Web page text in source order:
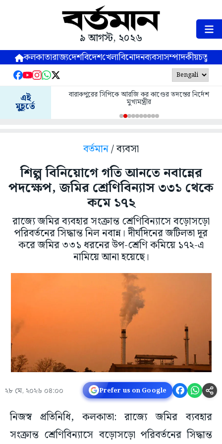
৯ আগস্ট, ২০২৬
কলকাতারাজ্যদেশবিদেশখেলাবিনোদনব্যবসাসম্পাদকীয়
এই
মুহূর্তে
বারাকপুরের সিপিকে আরজি কর কাণ্ডের তদন্তের নির্দেশ
মুখ্যমন্ত্রীর
বর্তমান/ ব্যবসা
শিল্প বিনিয়োগে গতি আনতে নবান্নের
পদক্ষেপ, জমির শ্রেণিবিন্যাস ৩৩১ থেকে
কমে ১৭২
রাজ্যে জমির ব্যবহার সংক্রান্ত শ্রেণিবিন্যাসে বড়োসড়ো
পরিবর্তনের সিদ্ধান্ত নিল নবান্ন। দীর্ঘদিনের জটিলতা দূর
করে জমির ৩৩১ ধরনের উপ-শ্রেণি কমিয়ে ১৭২-এ
নামিয়ে আনা হয়েছে।
২৮ মে, ২০২৬ ০৪:০০ Prefer us on Google
নিজস্ব প্রতিনিধি, কলকাতা: রাজ্যে জমির ব্যবহার
সংক্রান্ত শ্রেণিবিন্যাসে বড়োসড়ো পরিবর্তনের সিদ্ধান্ত